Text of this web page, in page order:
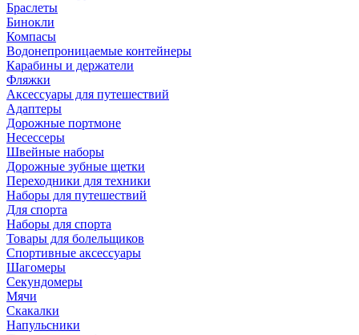
Браслеты
Бинокли
Компасы
Водонепроницаемые контейнеры
Карабины и держатели
Фляжки
Аксессуары для путешествий
Адаптеры
Дорожные портмоне
Несессеры
Швейные наборы
Дорожные зубные щетки
Переходники для техники
Наборы для путешествий
Для спорта
Наборы для спорта
Товары для болельщиков
Спортивные аксессуары
Шагомеры
Секундомеры
Мячи
Скакалки
Напульсники